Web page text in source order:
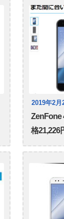
2019年2月
ZenFone
格21,226